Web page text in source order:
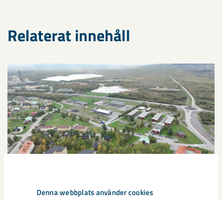
Denna webbplats använder cookies
Relaterat innehåll